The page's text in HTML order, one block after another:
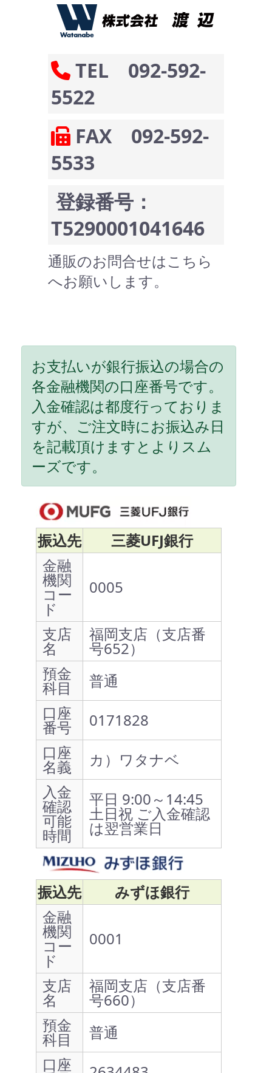
TEL 092-592-
5522
FAX 092-592-
5533
登録番号：
T5290001041646
通販のお問合せはこちら
へお願いします。
お支払いが銀行振込の場合の
各金融機関の口座番号です。
入金確認は都度行っておりま
すが、ご注文時にお振込み日
を記載頂けますとよりスム
ーズです。
振込先
三菱UFJ銀行
金融
機関
コー
ド
0005
支店
名
福岡支店（支店番
号652）
預金
科目
普通
口座
番号
0171828
口座
名義
カ）ワタナベ
入金
確認
可能
時間
平日 9:00～14:45
土日祝 ご入金確認
は翌営業日
振込先
みずほ銀行
金融
機関
コー
ド
0001
支店
名
福岡支店（支店番
号660）
預金
科目
普通
口座